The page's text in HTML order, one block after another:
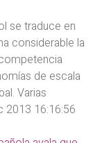
se traduce en
considerable la
de escala
Varias
2013 16:16:56